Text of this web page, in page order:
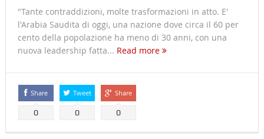
"Tante contraddizioni, molte trasformazioni in atto. E'
l'Arabia Saudita di oggi, una nazione dove circa il 60 per
cento della popolazione ha meno di 30 anni, con una
nuova leadership fatta... Read more
Share
0
Tweet
0
Share
0